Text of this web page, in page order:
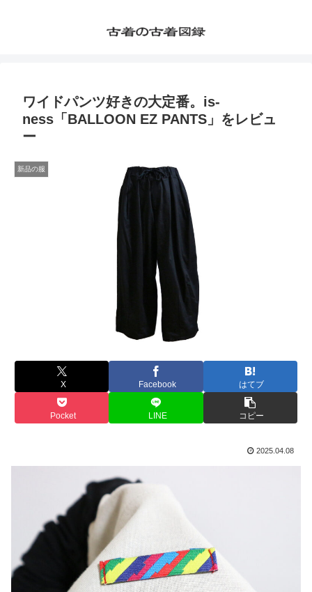
ワイドパンツ好きの大定番。is-
ness「BALLOON EZ PANTS」をレビュ
ー
新品の服
X Facebook はてブ
Pocket LINE コピー
2025.04.08